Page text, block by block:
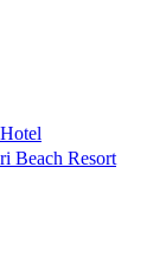
Beach Resort